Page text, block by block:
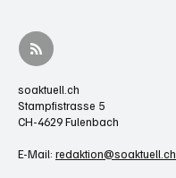
soaktuell.ch
Stampfistrasse 5
CH-4629 Fulenbach
E-Mail: redaktion@soaktuell.ch